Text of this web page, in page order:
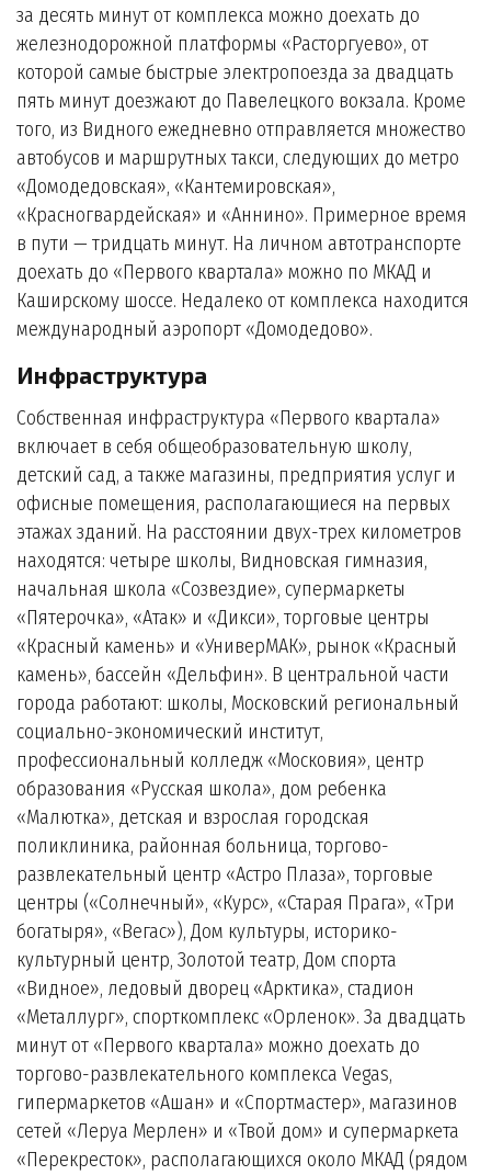
за десять минут от комплекса можно доехать до
железнодорожной платформы «Расторгуево», от
которой самые быстрые электропоезда за двадцать
пять минут доезжают до Павелецкого вокзала. Кроме
того, из Видного ежедневно отправляется множество
автобусов и маршрутных такси, следующих до метро
«Домодедовская», «Кантемировская»,
«Красногвардейская» и «Аннино». Примерное время
в пути — тридцать минут. На личном автотранспорте
доехать до «Первого квартала» можно по МКАД и
Каширскому шоссе. Недалеко от комплекса находится
международный аэропорт «Домодедово».
Инфраструктура
Собственная инфраструктура «Первого квартала»
включает в себя общеобразовательную школу,
детский сад, а также магазины, предприятия услуг и
офисные помещения, располагающиеся на первых
этажах зданий. На расстоянии двух-трех километров
находятся: четыре школы, Видновская гимназия,
начальная школа «Созвездие», супермаркеты
«Пятерочка», «Атак» и «Дикси», торговые центры
«Красный камень» и «УниверМАК», рынок «Красный
камень», бассейн «Дельфин». В центральной части
города работают: школы, Московский региональный
социально-экономический институт,
профессиональный колледж «Московия», центр
образования «Русская школа», дом ребенка
«Малютка», детская и взрослая городская
поликлиника, районная больница, торгово-
развлекательный центр «Астро Плаза», торговые
центры («Солнечный», «Курс», «Старая Прага», «Три
богатыря», «Вегас»), Дом культуры, историко-
культурный центр, Золотой театр, Дом спорта
«Видное», ледовый дворец «Арктика», стадион
«Металлург», спорткомплекс «Орленок». За двадцать
минут от «Первого квартала» можно доехать до
торгово-развлекательного комплекса Vegas,
гипермаркетов «Ашан» и «Спортмастер», магазинов
сетей «Леруа Мерлен» и «Твой дом» и супермаркета
«Перекресток», располагающихся около МКАД (рядом